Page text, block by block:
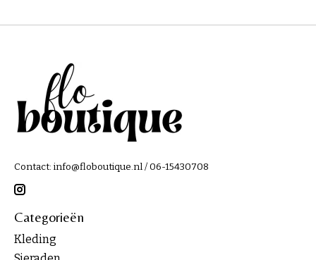
Contact: info@floboutique.nl/ 06-15430708
Categorieën
Kleding